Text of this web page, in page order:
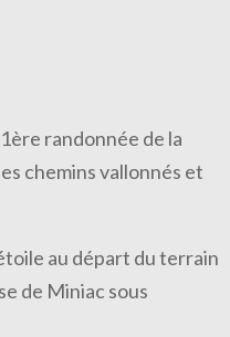
randonnée de la
chemins vallonnés et
au départ du terrain
de Miniac sous